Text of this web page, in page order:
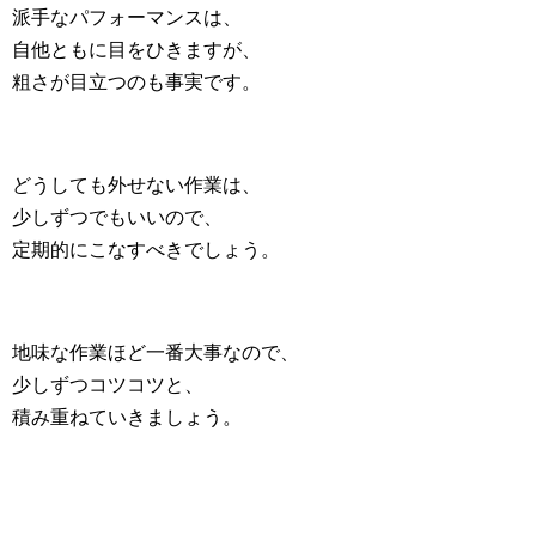
派手なパフォーマンスは、
自他ともに目をひきますが、
粗さが目立つのも事実です。
どうしても外せない作業は、
少しずつでもいいので、
定期的にこなすべきでしょう。
地味な作業ほど一番大事なので、
少しずつコツコツと、
積み重ねていきましょう。